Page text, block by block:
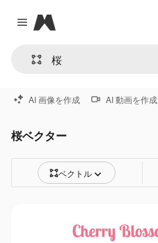
Close menu
Magnific
AI 画像を作成 AI 動画を作成
桜ベクター
ベクトル